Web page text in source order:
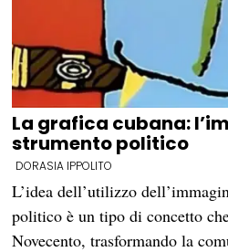
La grafica cubana:
strumento politico
DORASIA IPPOLITO
L’idea dell’utilizzo
politico è un tipo di concetto
Novecento, trasformando la